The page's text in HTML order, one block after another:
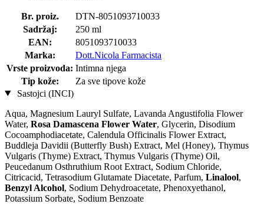
Br. proiz.
DTN-8051093710033
Sadržaj:
250 ml
EAN:
8051093710033
Marka:
Dott.Nicola Farmacista
Vrste proizvoda: Intimna njega
Tip kože:
Za sve tipove kože
Sastojci (INCI)
Aqua, Magnesium Lauryl Sulfate, Lavanda Angustifolia Flower
Water, Rosa Damascena Flower Water, Glycerin, Disodium
Cocoamphodiacetate, Calendula Officinalis Flower Extract,
Buddleja Davidii (Butterfly Bush) Extract, Mel (Honey), Thymus
Vulgaris (Thyme) Extract, Thymus Vulgaris (Thyme) Oil,
Peucedanum Osthruthium Root Extract, Sodium Chloride,
Citricacid, Tetrasodium Glutamate Diacetate, Parfum, Linalool,
Benzyl Alcohol, Sodium Dehydroacetate, Phenoxyethanol,
Potassium Sorbate, Sodium Benzoate